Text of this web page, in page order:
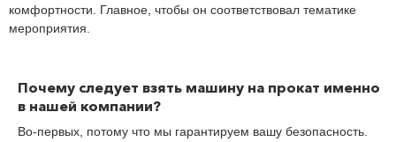
комфортности. Главное, чтобы он соответствовал тематике
мероприятия.
Почему следует взять машину на прокат именно
в нашей компании?
Во-первых, потому что мы гарантируем вашу безопасность.